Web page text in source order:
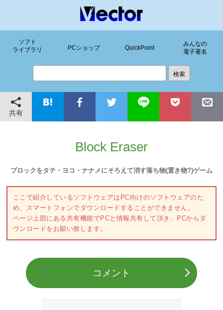
ソフト
ライブラリ
PCショップ QuickPoint
みんなの
電子署名
共有
Block Eraser
ブロックをタテ・ヨコ・ナナメにそろえて消す落ち物(置き物?)ゲーム
ここで紹介しているソフトウェアはPC向けのソフトウェアのた
め、スマートフォンでダウンロードすることができません。
ページ上部にある共有機能でPCと情報共有して頂き、PCからダ
ウンロードをお願い致します。
コメント